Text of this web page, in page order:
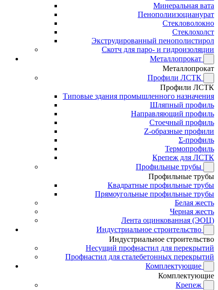
Минеральная вата
Пенополиизоцианурат
Стекловолокно
Стеклохолст
Экструдированный пенополистирол
Скотч для паро- и гидроизоляции
Металлопрокат
Металлопрокат
Профили ЛСТК
Профили ЛСТК
Типовые здания промышленного назначения
Шляпный профиль
Направляющий профиль
Стоечный профиль
Z-образные профили
Σ-профиль
Термопрофиль
Крепеж для ЛСТК
Профильные трубы
Профильные трубы
Квадратные профильные трубы
Прямоугольные профильные трубы
Белая жесть
Черная жесть
Лента оцинкованная (ЭОЦ)
Индустриальное строительство
Индустриальное строительство
Несущий профнастил для перекрытий
Профнастил для сталебетонных перекрытий
Комплектующие
Комплектующие
Крепеж